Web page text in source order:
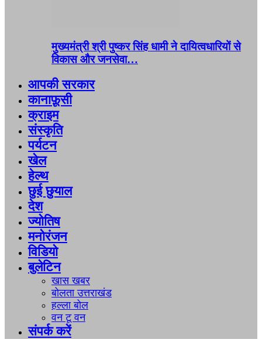
मुख्यमंत्री श्री पुष्कर सिंह धामी ने दायित्वधारियों से
विकास और जनसेवा…
आपकी सरकार
कानाफ़ूसी
क्राइम
संस्कृति
पर्यटन
खेल
हेल्थ
छुई छुयाल
देश
ज्योतिष
मनोरंजन
विडियो
बुलेटिन
खास खबर
बोलता उत्तराखंड
हल्ला बोल
वन टू वन
संपर्क करें